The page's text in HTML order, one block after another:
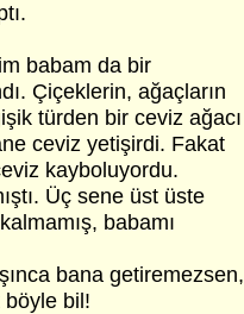
babam da bir
Çiçeklerin, ağaçların
türden bir ceviz ağacı
ceviz yetişirdi. Fakat
kayboluyordu.
Üç sene üst üste
babamı
bana getiremezsen,
bil!